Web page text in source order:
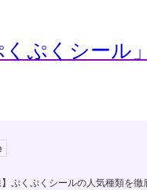
ぷくシール
ぷくぷくシールの人気種類を徹